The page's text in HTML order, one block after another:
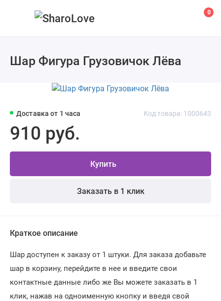
0
Шар Фигура Грузовичок Лёва
Доставка от 1 часа Код товара: 1000643
910 руб.
Купить
Заказать в 1 клик
Краткое описание
Шар доступен к заказу от 1 штуки. Для заказа добавьте
шар в корзину, перейдите в нее и введите свои
контактные данные либо же Вы можете заказать в 1
клик, нажав на одноименную кнопку и введя свой